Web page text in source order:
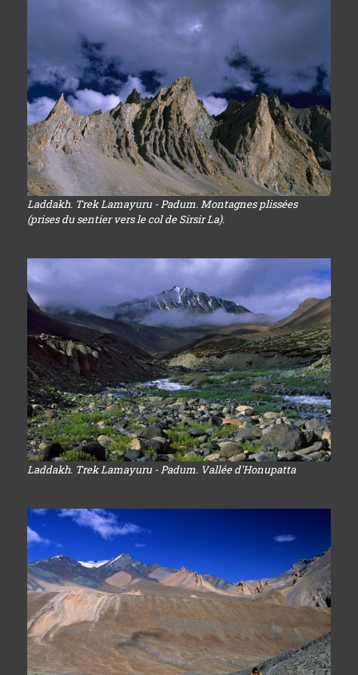
Laddakh. Trek Lamayuru - Padum. Montagnes plissées
(prises du sentier vers le col de Sirsir La).
Laddakh. Trek Lamayuru - Padum. Vallée d'Honupatta